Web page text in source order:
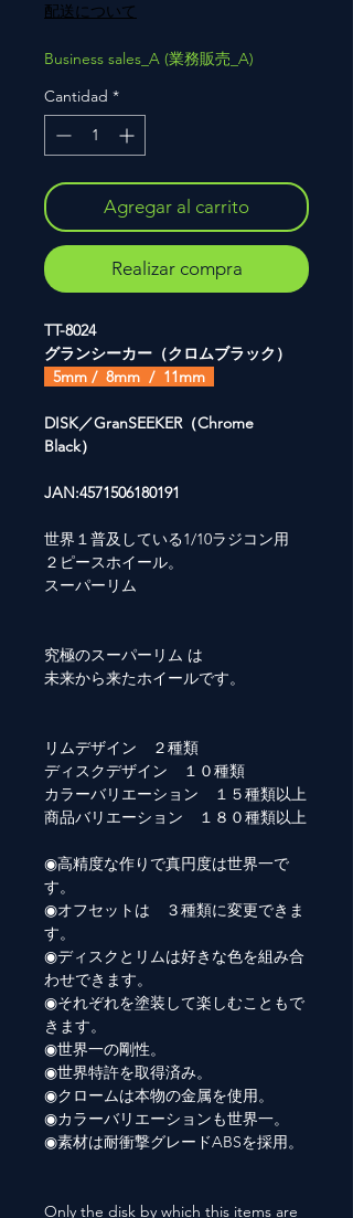
配送について
Business sales_A (業務販売_A)
Cantidad *
Agregar al carrito
Realizar compra
TT-8024
グランシーカー（クロムブラック）
5mm / 8mm / 11mm
DISK／GranSEEKER（Chrome
Black）
JAN:4571506180191
世界１普及している1/10ラジコン用
２ピースホイール。
スーパーリム
究極のスーパーリム は
未来から来たホイールです。
リムデザイン ２種類
ディスクデザイン １０種類
カラーバリエーション １５種類以上
商品バリエーション １８０種類以上
◉高精度な作りで真円度は世界一で
す。
◉オフセットは ３種類に変更できま
す。
◉ディスクとリムは好きな色を組み合
わせできます。
◉それぞれを塗装して楽しむこともで
きます。
◉世界一の剛性。
◉世界特許を取得済み。
◉クロームは本物の金属を使用。
◉カラーバリエーションも世界一。
◉素材は耐衝撃グレードABSを採用。
Only the disk by which this items are